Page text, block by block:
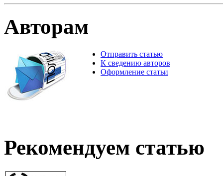
Авторам
Отправить статью
К сведению авторов
Оформление статьи
Рекомендуем статью